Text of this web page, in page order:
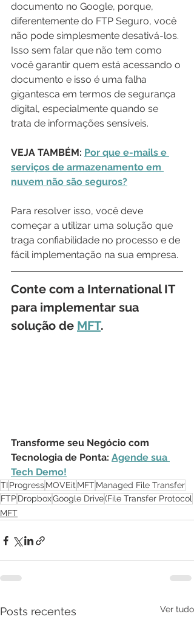
documento no Google, porque,
diferentemente do FTP Seguro, você
não pode simplesmente desativá-los.
Isso sem falar que não tem como
você garantir quem está acessando o
documento e isso é uma falha
gigantesca em termos de segurança
digital, especialmente quando se
trata de informações sensíveis.
VEJA TAMBÉM: Por que e-mails e
serviços de armazenamento em
nuvem não são seguros?
Para resolver isso, você deve
começar a utilizar uma solução que
traga confiabilidade no processo e de
fácil implementação na sua empresa.
Conte com a International IT
para implementar sua
solução de MFT.
Transforme seu Negócio com
Tecnologia de Ponta: Agende sua
Tech Demo!
TIProgressMOVEit MFTManaged File Transfer
FTPDropboxGoogle Drive(File Transfer Protocol
MFT
Posts recentes Ver tudo